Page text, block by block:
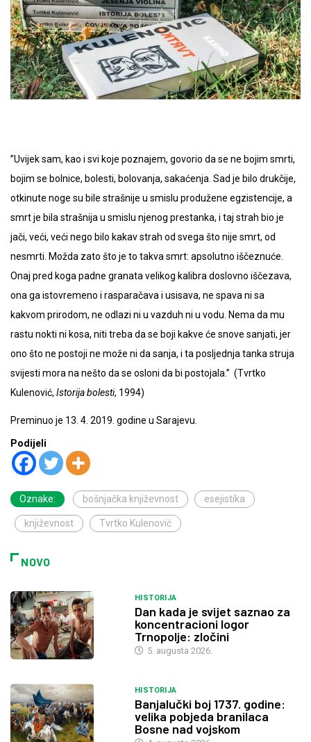
”Uvijek sam, kao i svi koje poznajem, govorio da se ne bojim smrti,
bojim se bolnice, bolesti, bolovanja, sakaćenja. Sad je bilo drukčije,
otkinute noge su bile strašnije u smislu produžene egzistencije, a
smrt je bila strašnija u smislu njenog prestanka, i taj strah bio je
jači, veći, veći nego bilo kakav strah od svega što nije smrt, od
nesmrti. Možda zato što je to takva smrt: apsolutno iščeznuće.
Onaj pred koga padne granata velikog kalibra doslovno iščezava,
ona ga istovremeno i rasparačava i usisava, ne spava ni sa
kakvom prirodom, ne odlazi ni u vazduh ni u vodu. Nema da mu
rastu nokti ni kosa, niti treba da se boji kakve će snove sanjati, jer
ono što ne postoji ne može ni da sanja, i ta posljednja tanka struja
svijesti mora na nešto da se osloni da bi postojala.” (Tvrtko
Kulenović, Istorija bolesti, 1994)
Preminuo je 13. 4. 2019. godine u Sarajevu.
Podijeli
Oznake: bošnjačka književnost esejistika
književnost Tvrtko Kulenović
NOVO
HISTORIJA
Dan kada je svijet saznao za
koncentracioni logor
Trnopolje: zločini
5. augusta 2026.
HISTORIJA
Banjalučki boj 1737. godine:
velika pobjeda branilaca
Bosne nad vojskom